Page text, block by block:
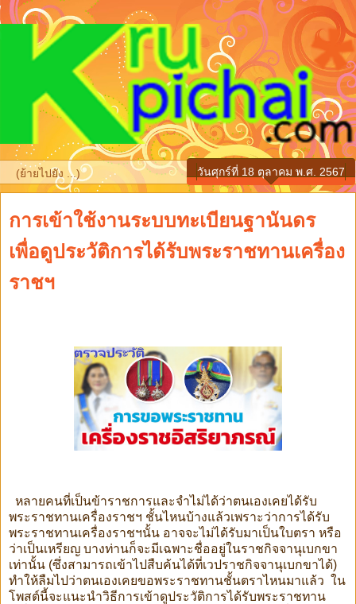
▼
วันศุกร์ที่ 18 ตุลาคม พ.ศ. 2567
การเข้าใช้งานระบบทะเบียนฐานันดร
เพื่อดูประวัติการได้รับพระราชทานเครื่อง
ราชฯ
หลายคนที่เป็นข้าราชการและจำไม่ได้ว่าตนเองเคยได้รับ
พระราชทานเครื่องราชฯ ชั้นไหนบ้างแล้วเพราะว่าการได้รับ
พระราชทานเครื่องราชฯนั้น อาจจะไม่ได้รับมาเป็นใบตรา หรือ
ว่าเป็นเหรียญ บางท่านก็จะมีเฉพาะชื่ออยู่ในราชกิจจานุเบกขา
เท่านั้น (ซึ่งสามารถเข้าไปสืบค้นได้ที่เวปราชกิจจานุเบกขาได้)
ทำให้ลืมไปว่าตนเองเคยขอพระราชทานชั้นตราไหนมาแล้ว ใน
โพสต์นี้จะแนะนำวิธีการเข้าดูประวัติการได้รับพระราชทาน